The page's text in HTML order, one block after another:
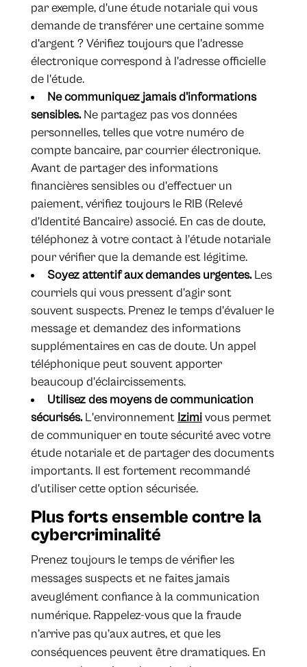
par exemple, d'une étude notariale qui vous
demande de transférer une certaine somme
d'argent ? Vérifiez toujours que l'adresse
électronique correspond à l'adresse officielle
de l'étude.
Ne communiquez jamais d'informations
sensibles. Ne partagez pas vos données
personnelles, telles que votre numéro de
compte bancaire, par courrier électronique.
Avant de partager des informations
financières sensibles ou d'effectuer un
paiement, vérifiez toujours le RIB (Relevé
d'Identité Bancaire) associé. En cas de doute,
téléphonez à votre contact à l’étude notariale
pour vérifier que la demande est légitime.
Soyez attentif aux demandes urgentes.Les
courriels qui vous pressent d'agir sont
souvent suspects. Prenez le temps d'évaluer le
message et demandez des informations
supplémentaires en cas de doute. Un appel
téléphonique peut souvent apporter
beaucoup d'éclaircissements.
Utilisez des moyens de communication
sécurisés. L'environnement Izimivous permet
de communiquer en toute sécurité avec votre
étude notariale et de partager des documents
importants. Il est fortement recommandé
d'utiliser cette option sécurisée.
Plus forts ensemble contre la
cybercriminalité
Prenez toujours le temps de vérifier les
messages suspects et ne faites jamais
aveuglément confiance à la communication
numérique. Rappelez-vous que la fraude
n’arrive pas qu’aux autres, et que les
conséquences peuvent être dramatiques. En